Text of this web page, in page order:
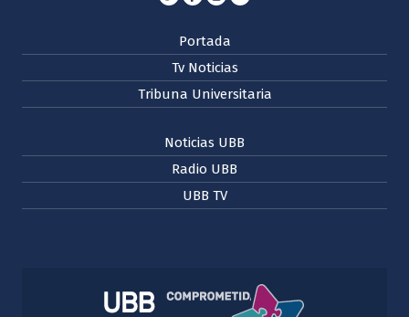
Portada
Tv Noticias
Tribuna Universitaria
Noticias UBB
Radio UBB
UBB TV